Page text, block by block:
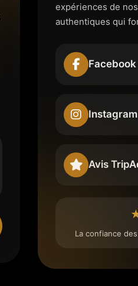
expériences de
authentiques qui
Facebook
Instagram
Avis
La confiance